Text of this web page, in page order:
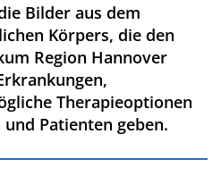
Bilder aus dem
Körpers, die den
Region Hannover
Therapieoptionen
Patienten geben.